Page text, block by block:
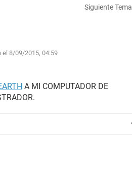
Siguiente Tema
el 8/09/2015, 04:59
A MI COMPUTADOR DE